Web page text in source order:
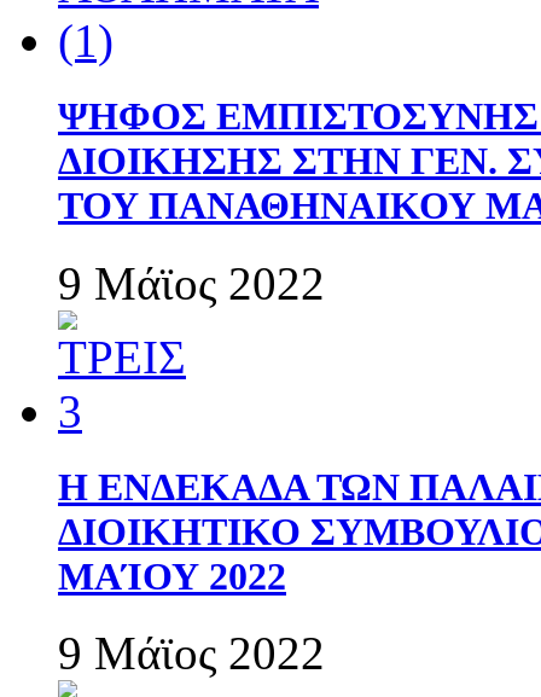
ΨΗΦΟΣ
ΔΙΟΙΚΗΣΗΣ ΣΤΗΝ ΓΕΝ.
ΤΟΥ ΠΑΝΑΘΗΝΑΙΚΟΥ
9 Μάϊος 2022
Η ΕΝΔΕΚΑΔΑ ΤΩΝ
ΔΙΟΙΚΗΤΙΚΟ
ΜΑΊΟΥ 2022
9 Μάϊος 2022